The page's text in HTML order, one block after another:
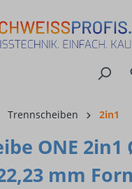
Trennscheiben 2in1
ONE 2in1
mm